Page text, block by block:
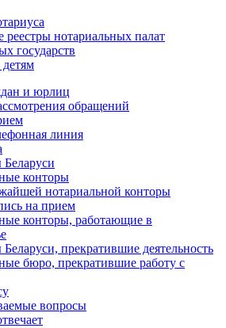
нотариальных палат
государств
и юрлиц
обращений
линия
конторы
нотариальной конторы
на прием
конторы, работающие в
прекратившие деятельность
бюро, прекратившие работу с
вопросы